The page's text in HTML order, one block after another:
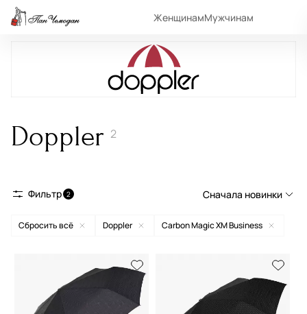
ЖенщинамМужчинам
Doppler 2
Фильтр 2 Сначала новинки
Сначала новинки
По возрастанию цены
По убыванию цены
Сбросить всё Doppler Carbon Magic XM Business